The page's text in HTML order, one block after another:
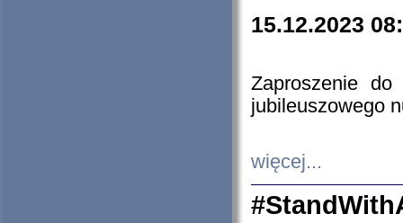
15.12.2023
Zaproszenie do
jubileuszowego
więcej...